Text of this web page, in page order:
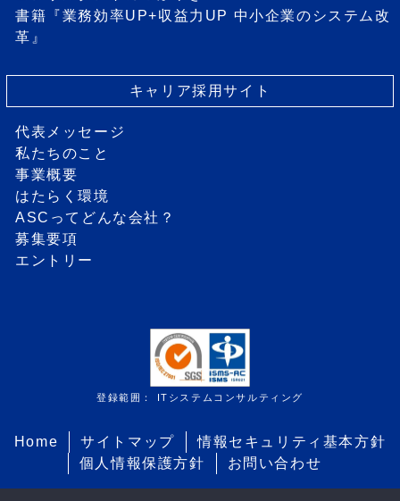
書籍『業務効率UP+収益力UP 中小企業のシステム改
革』
キャリア採用サイト
代表メッセージ
私たちのこと
事業概要
はたらく環境
ASCってどんな会社？
募集要項
エントリー
登録範囲： ITシステムコンサルティング
Home サイトマップ
情報セキュリティ基本方針
個人情報保護方針
お問い合わせ